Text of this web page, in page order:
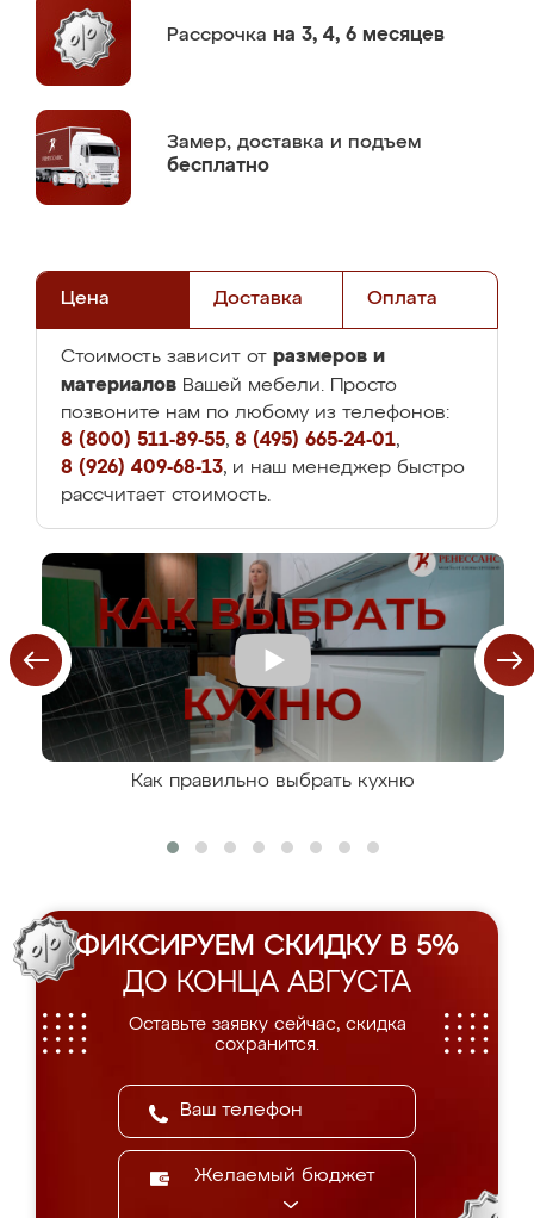
Рассрочка на 3, 4, 6 месяцев
Замер, доставка и подъем
бесплатно
Цена Доставка Оплата
Стоимость зависит от размеров и
материалов Вашей мебели. Просто
позвоните нам по любому из телефонов:
8 (800) 511-89-55, 8 (495) 665-24-01,
8 (926) 409-68-13, и наш менеджер быстро
рассчитает стоимость.
Как правильно выбрать кухню
ФИКСИРУЕМ СКИДКУ В 5%
ДО КОНЦА АВГУСТА
Оставьте заявку сейчас, скидка
сохранится.
Желаемый бюджет